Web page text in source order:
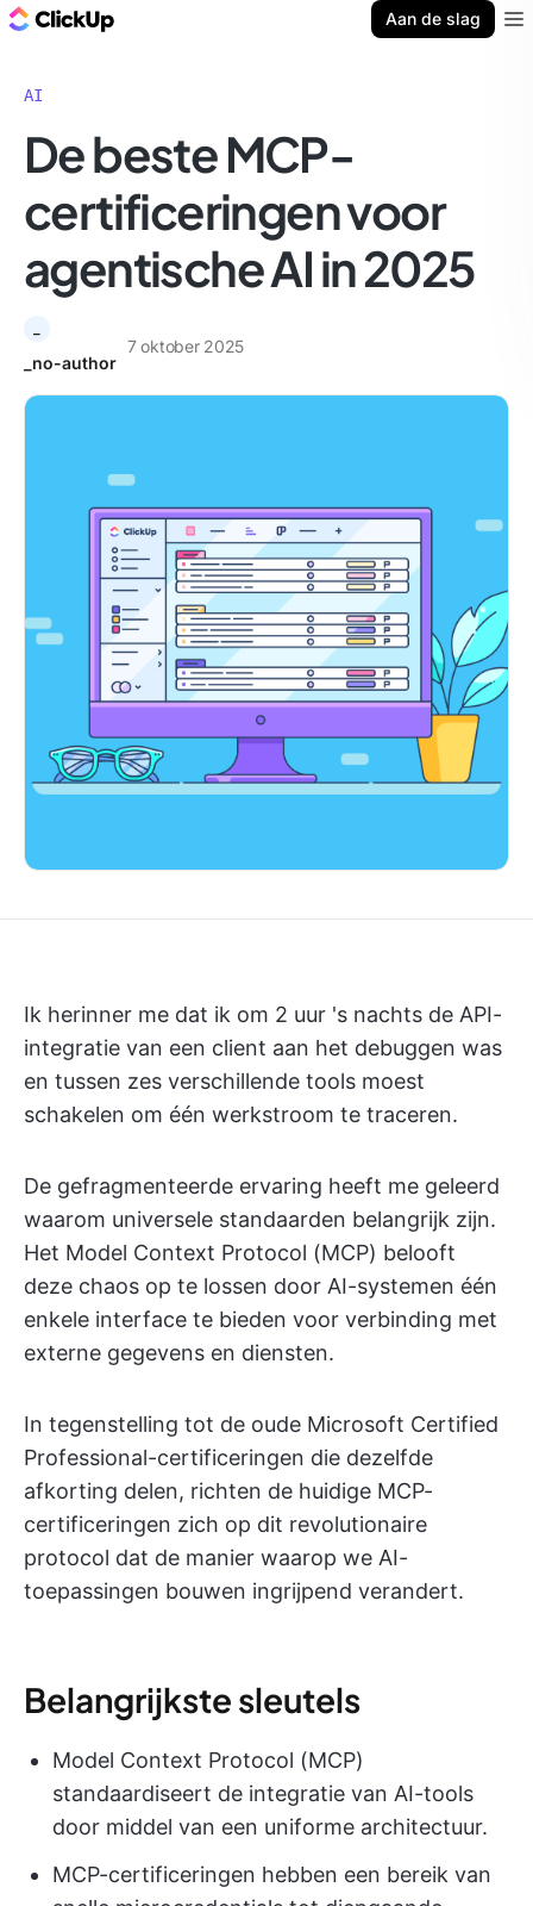
Aan de slag
AI
De beste MCP-
certificeringen voor
agentische AI in 2025
_no-author
7 oktober 2025
Ik herinner me dat ik om 2 uur 's nachts de API-
integratie van een client aan het debuggen was
en tussen zes verschillende tools moest
schakelen om één werkstroom te traceren.
De gefragmenteerde ervaring heeft me geleerd
waarom universele standaarden belangrijk zijn.
Het Model Context Protocol (MCP) belooft
deze chaos op te lossen door AI-systemen één
enkele interface te bieden voor verbinding met
externe gegevens en diensten.
In tegenstelling tot de oude Microsoft Certified
Professional-certificeringen die dezelfde
afkorting delen, richten de huidige MCP-
certificeringen zich op dit revolutionaire
protocol dat de manier waarop we AI-
toepassingen bouwen ingrijpend verandert.
Belangrijkste sleutels
Model Context Protocol (MCP)
standaardiseert de integratie van AI-tools
door middel van een uniforme architectuur.
MCP-certificeringen hebben een bereik van